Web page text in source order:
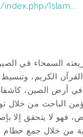
Islam...
السمحاء في
الكريم، وتبسيط
أرض الصين، كاشفا
الباحث من
فهو لا يتحقق إلا
من خلال جمع حطام